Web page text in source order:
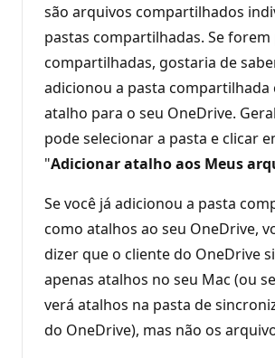
são arquivos compartilhados
pastas compartilhadas. Se forem
compartilhadas, gostaria de
adicionou a pasta compartilhada
atalho para o seu OneDrive.
pode selecionar a pasta e clicar
"Adicionar atalho aos Meus
Se você já adicionou a pasta
como atalhos ao seu OneDrive,
dizer que o cliente do OneDrive
apenas atalhos no seu Mac (ou
verá atalhos na pasta de
do OneDrive), mas não os